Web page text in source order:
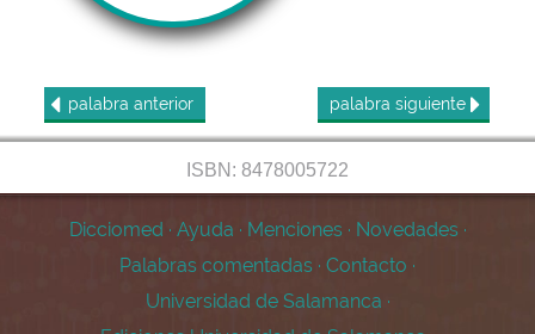
palabra anterior palabra siguiente
ISBN: 8478005722
Dicciomed · Ayuda · Menciones · Novedades ·
Palabras comentadas · Contacto ·
Universidad de Salamanca ·